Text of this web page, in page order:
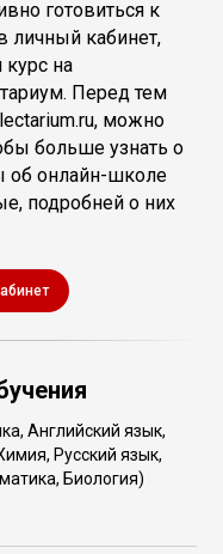
готовиться к
личный кабинет,
на
Перед тем
можно
больше узнать о
об онлайн-школе
подробней о них
Английский язык,
Русский язык,
Биология)